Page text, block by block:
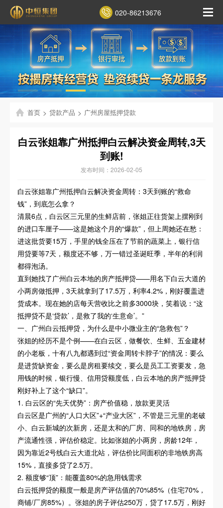
020-86213676
首页 > 贷款产品 > 广州房屋抵押贷款
白云张姐靠广州抵押白云解决资金周转,3天
到账!
发布时间：2026-02-05
白云张姐靠广州抵押白云解决资金周转：3天到账的“救命
钱”，到底怎么拿？
清晨6点，白云区三元里的生鲜店前，张姐正往货架上摆刚到
的进口车厘子——这是她这个月的“爆款”，但上周她还在愁：
进这批货要15万，手里的钱全压在了节前的蔬菜上，银行信
用贷要等7天，额度还不够，万一错过圣诞旺季，半年的利润
都得泡汤。
直到她找了广州白云本地的房产抵押贷——用名下白云大道的
小两房做抵押，3天就拿到了17.5万，利率4.2%，刚好覆盖进
货成本。现在她的店每天营收比之前多3000块，笑着说：“这
抵押贷不是‘贷款’，是救了我的‘生意命’。”
一、广州白云抵押贷，为什么是中小微业主的“急救包”？
张姐的经历不是个例——在白云区，做餐饮、生鲜、五金建材
的小老板，十有八九都遇到过“资金周转卡脖子”的情况：要么
是进货缺资金，要么是房租要续交，要么是员工工资要发，急
用钱的时候，银行慢、信用贷额度低，白云本地的房产抵押贷
刚好补上了这个“缺口”。
1. 白云区的“先天优势”：房产价值稳，放款更灵活
白云区是广州的“人口大区”+“产业大区”，不管是三元里的老破
小、白云新城的次新房，还是太和的厂房、同和的地铁房，房
产流通性强，评估价稳定。比如张姐的小两房，房龄12年，
因为靠近2号线白云大道北站，评估价比同面积的非地铁房高
15%，直接多贷了2.5万。
2. 额度够“顶”：能覆盖80%的急用钱需求
白云抵押贷的额度一般是房产评估值的70%85%（住宅70%，
商铺/厂房85%）。张姐的房子评估250万，贷了17.5万，刚好